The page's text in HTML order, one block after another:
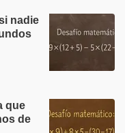
nadie
que
de